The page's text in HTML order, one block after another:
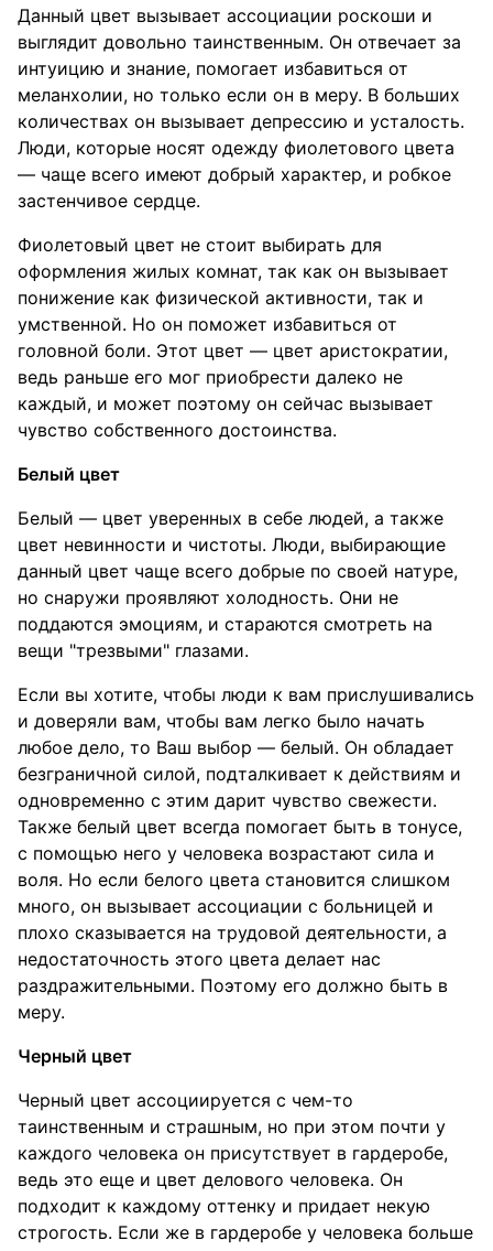
Данный цвет вызывает ассоциации роскоши и
выглядит довольно таинственным. Он отвечает за
интуицию и знание, помогает избавиться от
меланхолии, но только если он в меру. В больших
количествах он вызывает депрессию и усталость.
Люди, которые носят одежду фиолетового цвета
— чаще всего имеют добрый характер, и робкое
застенчивое сердце.
Фиолетовый цвет не стоит выбирать для
оформления жилых комнат, так как он вызывает
понижение как физической активности, так и
умственной. Но он поможет избавиться от
головной боли. Этот цвет — цвет аристократии,
ведь раньше его мог приобрести далеко не
каждый, и может поэтому он сейчас вызывает
чувство собственного достоинства.
Белый цвет
Белый — цвет уверенных в себе людей, а также
цвет невинности и чистоты. Люди, выбирающие
данный цвет чаще всего добрые по своей натуре,
но снаружи проявляют холодность. Они не
поддаются эмоциям, и стараются смотреть на
вещи "трезвыми" глазами.
Если вы хотите, чтобы люди к вам прислушивались
и доверяли вам, чтобы вам легко было начать
любое дело, то Ваш выбор — белый. Он обладает
безграничной силой, подталкивает к действиям и
одновременно с этим дарит чувство свежести.
Также белый цвет всегда помогает быть в тонусе,
с помощью него у человека возрастают сила и
воля. Но если белого цвета становится слишком
много, он вызывает ассоциации с больницей и
плохо сказывается на трудовой деятельности, а
недостаточность этого цвета делает нас
раздражительными. Поэтому его должно быть в
меру.
Черный цвет
Черный цвет ассоциируется с чем-то
таинственным и страшным, но при этом почти у
каждого человека он присутствует в гардеробе,
ведь это еще и цвет делового человека. Он
подходит к каждому оттенку и придает некую
строгость. Если же в гардеробе у человека больше